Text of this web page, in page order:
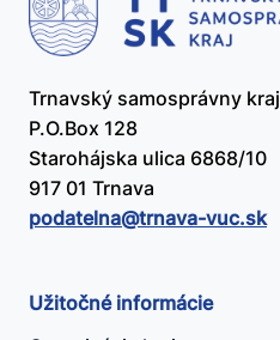
Trnavský samosprávny kraj
P.O.Box 128
Starohájska ulica 6868/10
917 01 Trnava
podatelna@​trnava-vuc.sk
Užitočné informácie